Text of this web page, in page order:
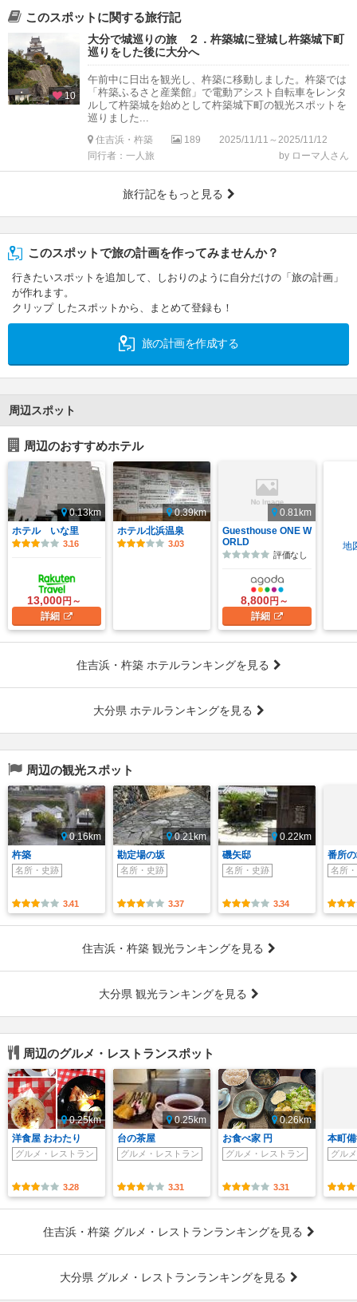
このスポットに関する旅行記
10
大分で城巡りの旅 ２．杵築城に登城し杵築城下町
巡りをした後に大分へ
午前中に日出を観光し、杵築に移動しました。杵築では
「杵築ふるさと産業館」で電動アシスト自転車をレンタ
ルして杵築城を始めとして杵築城下町の観光スポットを
巡りました...
住吉浜・杵築 189
2025/11/11～2025/11/12
同行者：一人旅
by ローマ人さん
旅行記をもっと見る
このスポットで旅の計画を作ってみませんか？
行きたいスポットを追加して、しおりのように自分だけの「旅の計画」
が作れます。
クリップ したスポットから、まとめて登録も！
旅の計画を作成する
周辺スポット
周辺のおすすめホテル
0.13km
ホテル いな里
3.16
13,000円～
詳細
0.39km
ホテル北浜温泉
3.03
0.81km
Guesthouse ONE W
ORLD
評価なし
8,800円～
詳細
地
住吉浜・杵築 ホテルランキングを見る
大分県 ホテルランキングを見る
周辺の観光スポット
0.16km
杵築
名所・史跡
3.41
0.21km
勘定場の坂
名所・史跡
3.37
0.22km
磯矢邸
名所・史跡
3.34
番所
名所
住吉浜・杵築 観光ランキングを見る
大分県 観光ランキングを見る
周辺のグルメ・レストランスポット
0.25km
洋食屋 おわたり
グルメ・レストラン
3.28
0.25km
台の茶屋
グルメ・レストラン
3.31
0.26km
お食べ家 円
グルメ・レストラン
3.31
本町
グル
住吉浜・杵築 グルメ・レストランランキングを見る
大分県 グルメ・レストランランキングを見る